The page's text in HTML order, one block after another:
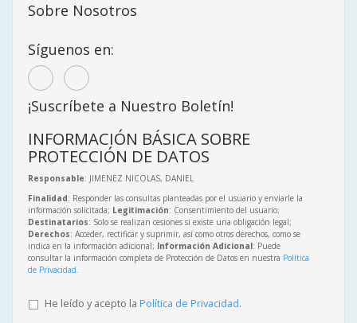
Sobre Nosotros
Síguenos en:
¡Suscríbete a Nuestro Boletín!
INFORMACIÓN BÁSICA SOBRE
PROTECCIÓN DE DATOS
Responsable: JIMENEZ NICOLAS, DANIEL
Finalidad: Responder las consultas planteadas por el usuario y enviarle la
información solicitada; Legitimación: Consentimiento del usuario;
Destinatarios: Solo se realizan cesiones si existe una obligación legal;
Derechos: Acceder, rectificar y suprimir, así como otros derechos, como se
indica en la información adicional; Información Adicional: Puede
consultar la información completa de Protección de Datos en nuestra Política
de Privacidad.
He leído y acepto la Política de Privacidad.